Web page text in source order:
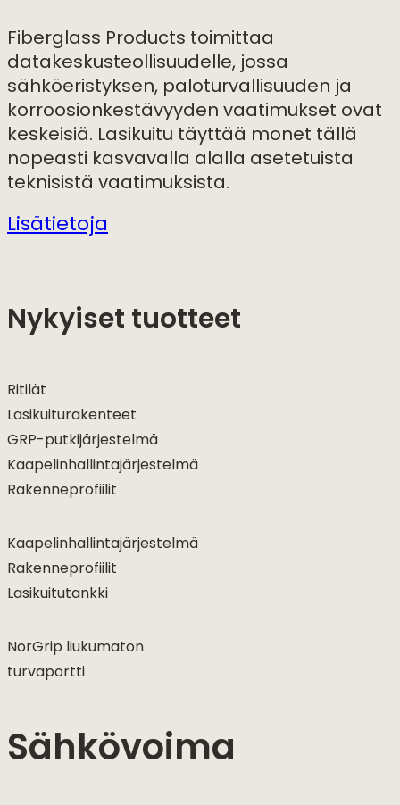
Fiberglass Products toimittaa
datakeskusteollisuudelle, jossa
sähköeristyksen, paloturvallisuuden ja
korroosionkestävyyden vaatimukset ovat
keskeisiä. Lasikuitu täyttää monet tällä
nopeasti kasvavalla alalla asetetuista
teknisistä vaatimuksista.
Lisätietoja
Nykyiset tuotteet
Ritilät
Lasikuiturakenteet
GRP-putkijärjestelmä
Kaapelinhallintajärjestelmä
Rakenneprofiilit
Kaapelinhallintajärjestelmä
Rakenneprofiilit
Lasikuitutankki
NorGrip liukumaton
turvaportti
Sähkövoima